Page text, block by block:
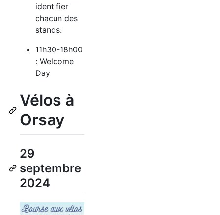
identifier
chacun des
stands.
11h30-18h00
: Welcome
Day
Vélos à
Orsay
29
septembre
2024